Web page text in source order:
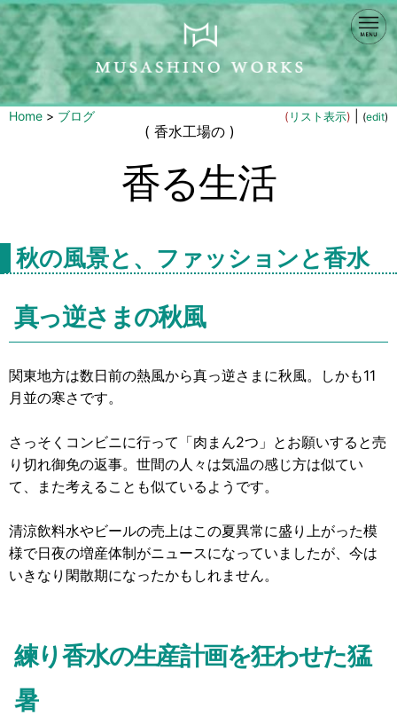
Home > ブログ ( リスト表示) (edit)
( 香水工場の )
香る生活
秋の風景と、ファッションと香水
真っ逆さまの秋風
関東地方は数日前の熱風から真っ逆さまに秋風。しかも11
月並の寒さです。
さっそくコンビニに行って「肉まん2つ」とお願いすると売
り切れ御免の返事。世間の人々は気温の感じ方は似てい
て、また考えることも似ているようです。
清涼飲料水やビールの売上はこの夏異常に盛り上がった模
様で日夜の増産体制がニュースになっていましたが、今は
いきなり閑散期になったかもしれません。
練り香水の生産計画を狂わせた猛
暑